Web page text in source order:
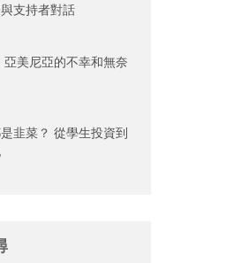
支持者對話
亞美尼亞的不幸和無奈
韭菜？ 從學生投資到